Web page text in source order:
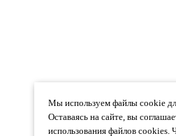
Мы используем файлы cookie
Оставаясь на сайте, вы
использования файлов cookies.